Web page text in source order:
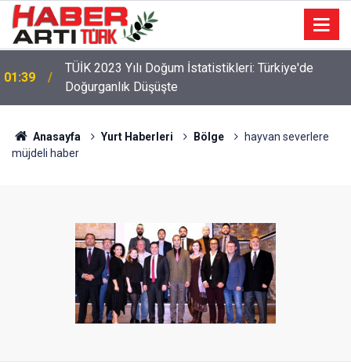
01:39
TÜİK 2023 Yılı Doğum İstatistikleri: Türkiye'de
Doğurganlık Düşüşte
22:47
16 Maddelik Maden Kanunu Teklif Kabul Edildi
Anasayfa Yurt Haberleri Bölge
hayvan severlere
müjdeli haber